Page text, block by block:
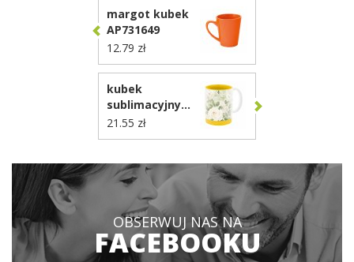
margot kubek
AP731649
12.79 zł
kubek
sublimacyjny
AP862012
21.55 zł
OBSERWUJ NAS NA
FACEBOOKU